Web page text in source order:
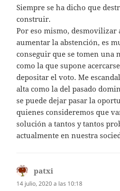
Siempre se ha dicho que
construir.
Por eso mismo, desmovilizar
aumentar la abstención, es
conseguir que se tomen una
como la que supone
depositar el voto. Me
alta como la del pasado
se puede dejar pasar la
quienes consideremos que
solución a tantos y tantos
actualmente en nuestra
patxi
14 julio, 2020 a las 10:18